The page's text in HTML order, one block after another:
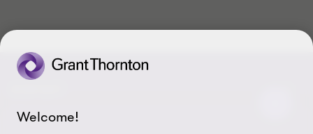
Kontakta oss
OM OSS
Welcome!